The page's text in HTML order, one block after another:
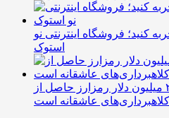
کنید؛ فروشگاه اینترنتی نو
استوک
آمریکا در پی توقیف ۲۵ میلیون دلار رمزارز حاصل از
کلاهبرداری‌های عاشقانه است